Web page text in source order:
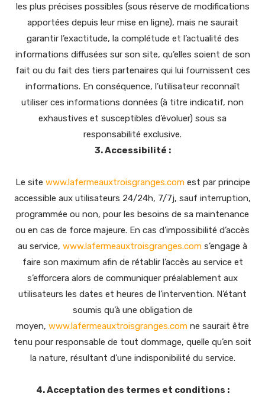
les plus précises possibles (sous réserve de modifications
apportées depuis leur mise en ligne), mais ne saurait
garantir l’exactitude, la complétude et l’actualité des
informations diffusées sur son site, qu’elles soient de son
fait ou du fait des tiers partenaires qui lui fournissent ces
informations. En conséquence, l’utilisateur reconnaît
utiliser ces informations données (à titre indicatif, non
exhaustives et susceptibles d’évoluer) sous sa
responsabilité exclusive.
3. Accessibilité :
Le site www.lafermeauxtroisgranges.comest par principe
accessible aux utilisateurs 24/24h, 7/7j, sauf interruption,
programmée ou non, pour les besoins de sa maintenance
ou en cas de force majeure. En cas d’impossibilité d’accès
au service, www.lafermeauxtroisgranges.com s’engage à
faire son maximum afin de rétablir l’accès au service et
s’efforcera alors de communiquer préalablement aux
utilisateurs les dates et heures de l’intervention. N’étant
soumis qu’à une obligation de
moyen, www.lafermeauxtroisgranges.com ne saurait être
tenu pour responsable de tout dommage, quelle qu’en soit
la nature, résultant d’une indisponibilité du service.
4. Acceptation des termes et conditions :